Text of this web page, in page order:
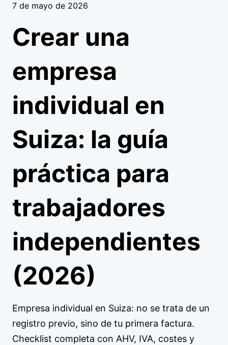
7 de mayo de 2026
Crear una
empresa
individual en
Suiza: la guía
práctica para
trabajadores
independientes
(2026)
Empresa individual en Suiza: no se trata de un
registro previo, sino de tu primera factura.
Checklist completa con AHV, IVA, costes y